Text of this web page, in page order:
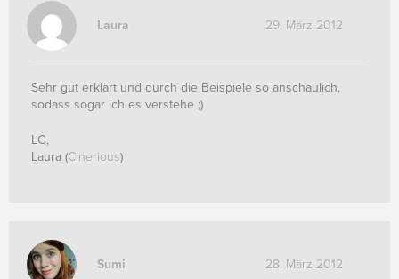
Laura 29. März 2012
Sehr gut erklärt und durch die Beispiele so anschaulich,
sodass sogar ich es verstehe ;)
LG,
Laura (Cinerious)
Sumi 28. März 2012